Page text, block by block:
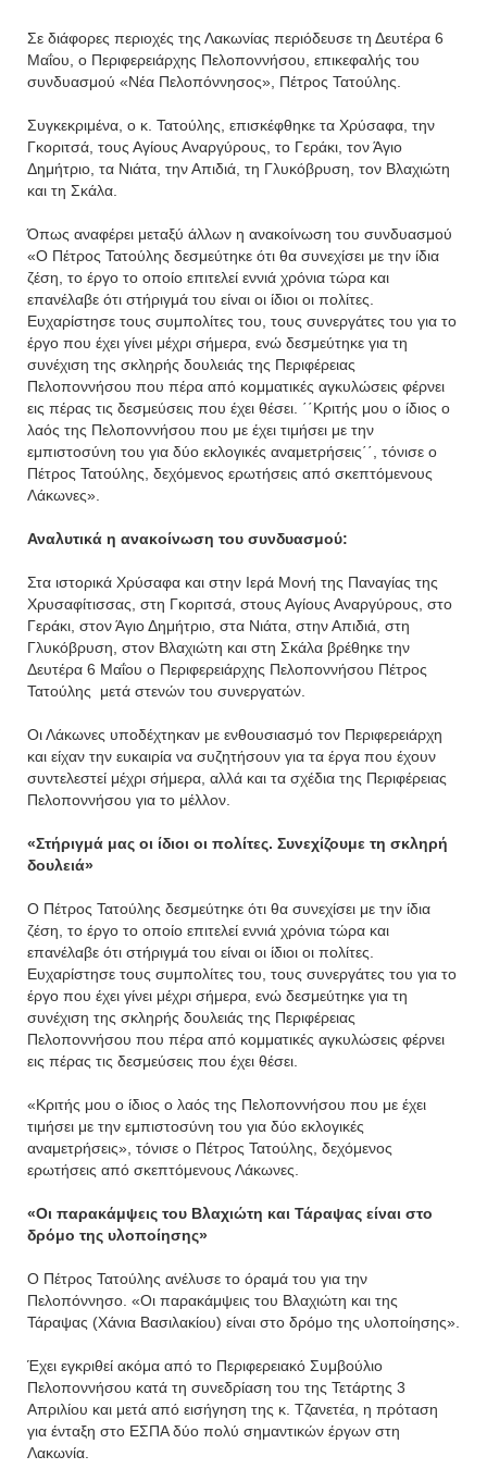
Σε διάφορες περιοχές της Λακωνίας περιόδευσε τη Δευτέρα 6
Μαΐου, ο Περιφερειάρχης Πελοποννήσου, επικεφαλής του
συνδυασμού «Νέα Πελοπόννησος», Πέτρος Τατούλης.
Συγκεκριμένα, ο κ. Τατούλης, επισκέφθηκε τα Χρύσαφα, την
Γκοριτσά, τους Αγίους Αναργύρους, το Γεράκι, τον Άγιο
Δημήτριο, τα Νιάτα, την Απιδιά, τη Γλυκόβρυση, τον Βλαχιώτη
και τη Σκάλα.
Όπως αναφέρει μεταξύ άλλων η ανακοίνωση του συνδυασμού
«Ο Πέτρος Τατούλης δεσμεύτηκε ότι θα συνεχίσει με την ίδια
ζέση, το έργο το οποίο επιτελεί εννιά χρόνια τώρα και
επανέλαβε ότι στήριγμά του είναι οι ίδιοι οι πολίτες.
Ευχαρίστησε τους συμπολίτες του, τους συνεργάτες του για το
έργο που έχει γίνει μέχρι σήμερα, ενώ δεσμεύτηκε για τη
συνέχιση της σκληρής δουλειάς της Περιφέρειας
Πελοποννήσου που πέρα από κομματικές αγκυλώσεις φέρνει
εις πέρας τις δεσμεύσεις που έχει θέσει. ΄΄Κριτής μου ο ίδιος ο
λαός της Πελοποννήσου που με έχει τιμήσει με την
εμπιστοσύνη του για δύο εκλογικές αναμετρήσεις΄΄, τόνισε ο
Πέτρος Τατούλης, δεχόμενος ερωτήσεις από σκεπτόμενους
Λάκωνες».
Αναλυτικά η ανακοίνωση του συνδυασμού:
Στα ιστορικά Χρύσαφα και στην Ιερά Μονή της Παναγίας της
Χρυσαφίτισσας, στη Γκοριτσά, στους Αγίους Αναργύρους, στο
Γεράκι, στον Άγιο Δημήτριο, στα Νιάτα, στην Απιδιά, στη
Γλυκόβρυση, στον Βλαχιώτη και στη Σκάλα βρέθηκε την
Δευτέρα 6 Μαΐου ο Περιφερειάρχης Πελοποννήσου Πέτρος
Τατούλης μετά στενών του συνεργατών.
Οι Λάκωνες υποδέχτηκαν με ενθουσιασμό τον Περιφερειάρχη
και είχαν την ευκαιρία να συζητήσουν για τα έργα που έχουν
συντελεστεί μέχρι σήμερα, αλλά και τα σχέδια της Περιφέρειας
Πελοποννήσου για το μέλλον.
«Στήριγμά μας οι ίδιοι οι πολίτες. Συνεχίζουμε τη σκληρή
δουλειά»
Ο Πέτρος Τατούλης δεσμεύτηκε ότι θα συνεχίσει με την ίδια
ζέση, το έργο το οποίο επιτελεί εννιά χρόνια τώρα και
επανέλαβε ότι στήριγμά του είναι οι ίδιοι οι πολίτες.
Ευχαρίστησε τους συμπολίτες του, τους συνεργάτες του για το
έργο που έχει γίνει μέχρι σήμερα, ενώ δεσμεύτηκε για τη
συνέχιση της σκληρής δουλειάς της Περιφέρειας
Πελοποννήσου που πέρα από κομματικές αγκυλώσεις φέρνει
εις πέρας τις δεσμεύσεις που έχει θέσει.
«Κριτής μου ο ίδιος ο λαός της Πελοποννήσου που με έχει
τιμήσει με την εμπιστοσύνη του για δύο εκλογικές
αναμετρήσεις», τόνισε ο Πέτρος Τατούλης, δεχόμενος
ερωτήσεις από σκεπτόμενους Λάκωνες.
«Οι παρακάμψεις του Βλαχιώτη και Τάραψας είναι στο
δρόμο της υλοποίησης»
Ο Πέτρος Τατούλης ανέλυσε το όραμά του για την
Πελοπόννησο. «Οι παρακάμψεις του Βλαχιώτη και της
Τάραψας (Χάνια Βασιλακίου) είναι στο δρόμο της υλοποίησης».
Έχει εγκριθεί ακόμα από το Περιφερειακό Συμβούλιο
Πελοποννήσου κατά τη συνεδρίαση του της Τετάρτης 3
Απριλίου και μετά από εισήγηση της κ. Τζανετέα, η πρόταση
για ένταξη στο ΕΣΠΑ δύο πολύ σημαντικών έργων στη
Λακωνία.